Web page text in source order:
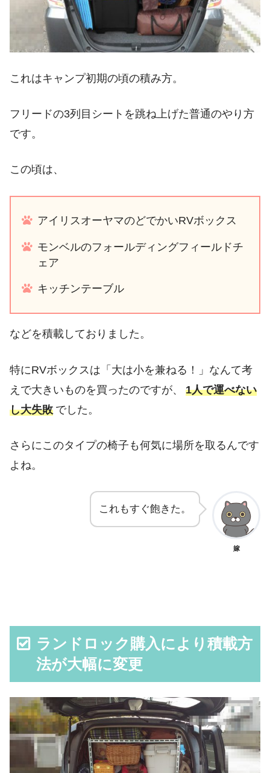
これはキャンプ初期の頃の積み方。
フリードの3列目シートを跳ね上げた普通のやり方
です。
この頃は、
アイリスオーヤマのどでかいRVボックス
モンベルのフォールディングフィールドチ
ェア
キッチンテーブル
などを積載しておりました。
特にRVボックスは「大は小を兼ねる！」なんて考
えで大きいものを買ったのですが、
1人で運べない
し大失敗 でした。
さらにこのタイプの椅子も何気に場所を取るんです
よね。
これもすぐ飽きた。
嫁
ランドロック購入により積載方
法が大幅に変更